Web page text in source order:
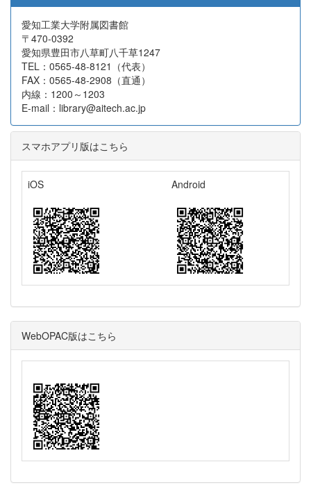
愛知工業大学附属図書館
〒470-0392
愛知県豊田市八草町八千草1247
TEL：0565-48-8121（代表）
FAX：0565-48-2908（直通）
内線：1200～1203
E-mail：library@aitech.ac.jp
スマホアプリ版はこちら
iOS Android
WebOPAC版はこちら